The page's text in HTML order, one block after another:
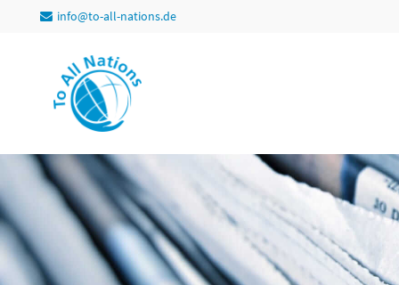
info@to-all-nations.de